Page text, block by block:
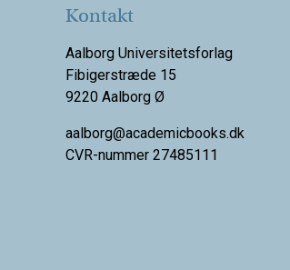
Kontakt
Aalborg Universitetsforlag
Fibigerstræde 15
9220 Aalborg Ø
aalborg@academicbooks.dk
CVR-nummer 27485111